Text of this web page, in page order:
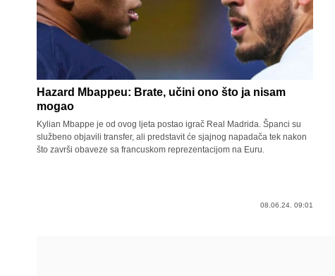
Hazard Mbappeu: Brate, učini ono što ja nisam
mogao
Kylian Mbappe je od ovog ljeta postao igrač Real Madrida. Španci su
službeno objavili transfer, ali predstavit će sjajnog napadača tek nakon
što završi obaveze sa francuskom reprezentacijom na Euru.
08.06.24. 09:01